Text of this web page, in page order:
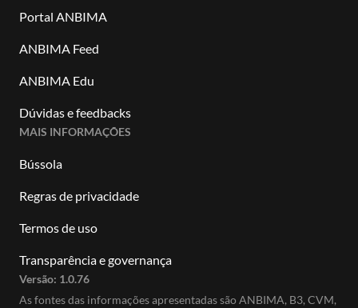
Portal ANBIMA
ANBIMA Feed
ANBIMA Edu
Dúvidas e feedbacks
MAIS INFORMAÇÕES
Bússola
Regras de privacidade
Termos de uso
Transparência e governança
Versão: 1.0.76
As fontes das informações apresentadas são ANBIMA, B3, CVM,